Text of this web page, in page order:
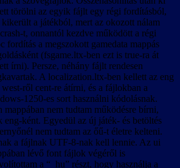
le van tiltva, tehát (a játék bevezető
kivéve) nem lehet őket leállítani.
25. – v1.00
magyar szöveg a játék 1.0001-es változata
készült.
megőrizni a hibamentességet az
ás változattal is.
a honosítás a játékállások betölthetőségét
befolyásolja, de a betöltött játékban
anomáliák a nevek körül is.
oka valószínűleg az lehet, hogy az új
kezdésekor érvényes nyelven kiosztott
és a megszerzett rejtekhely-leírások
a kimentett játékállásba. A
törölni az egyik fájlt egy régi fordításból,
a játékból, mert az okozott nálam
t, onnantól kezdve működött a régi
fordítás a megszokott gamedata mappás
(fsgame.ltx-ben ezt is true-ra át
írni). Persze, néhány fájlt rendesen
A localization.ltx-ben kellett az eng
west-ről cent-re átírni, és a fájlokban a
1250-es sort használni kódolásnak.
mappában nem tudtam működésre bírni,
eng-ként. Egyedül az új játék- és betöltés
nem tudtam az őű-t életre kelteni.
a fájlnak UTF-8-nak kell lennie. Az ui
lévő font fájlok végéről is
a “_hu” részt, hogy használja a